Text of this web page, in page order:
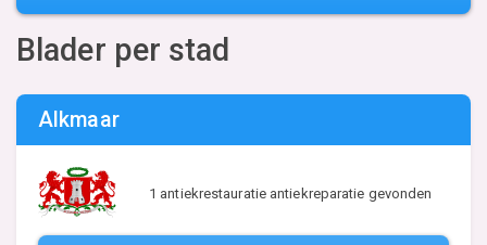
Blader per stad
Alkmaar
1 antiekrestauratie antiekreparatie gevonden